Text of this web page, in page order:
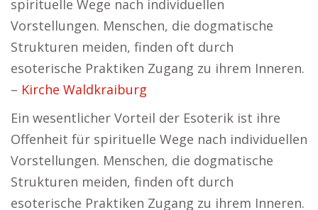
spirituelle Wege nach individuellen
Vorstellungen. Menschen, die dogmatische
Strukturen meiden, finden oft durch
esoterische Praktiken Zugang zu ihrem Inneren.
– Kirche Waldkraiburg
Ein wesentlicher Vorteil der Esoterik ist ihre
Offenheit für spirituelle Wege nach individuellen
Vorstellungen. Menschen, die dogmatische
Strukturen meiden, finden oft durch
esoterische Praktiken Zugang zu ihrem Inneren.